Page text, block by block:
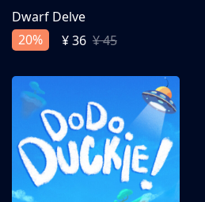
Dwarf Delve
20%
¥ 36 ¥ 45